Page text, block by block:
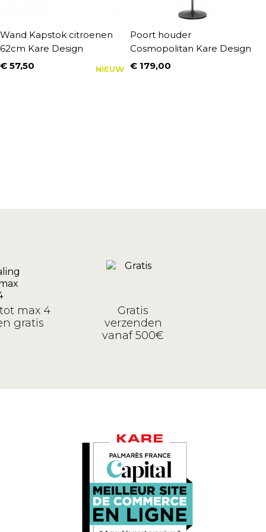
Wand Kapstok citroenen
62cm Kare Design
Prijs
€ 57,50 NIEUW
Poort houder
Cosmopolitan Kare Design
Prijs
€ 179,00
max 4
gratis
Gratis
verzenden
vanaf 500€